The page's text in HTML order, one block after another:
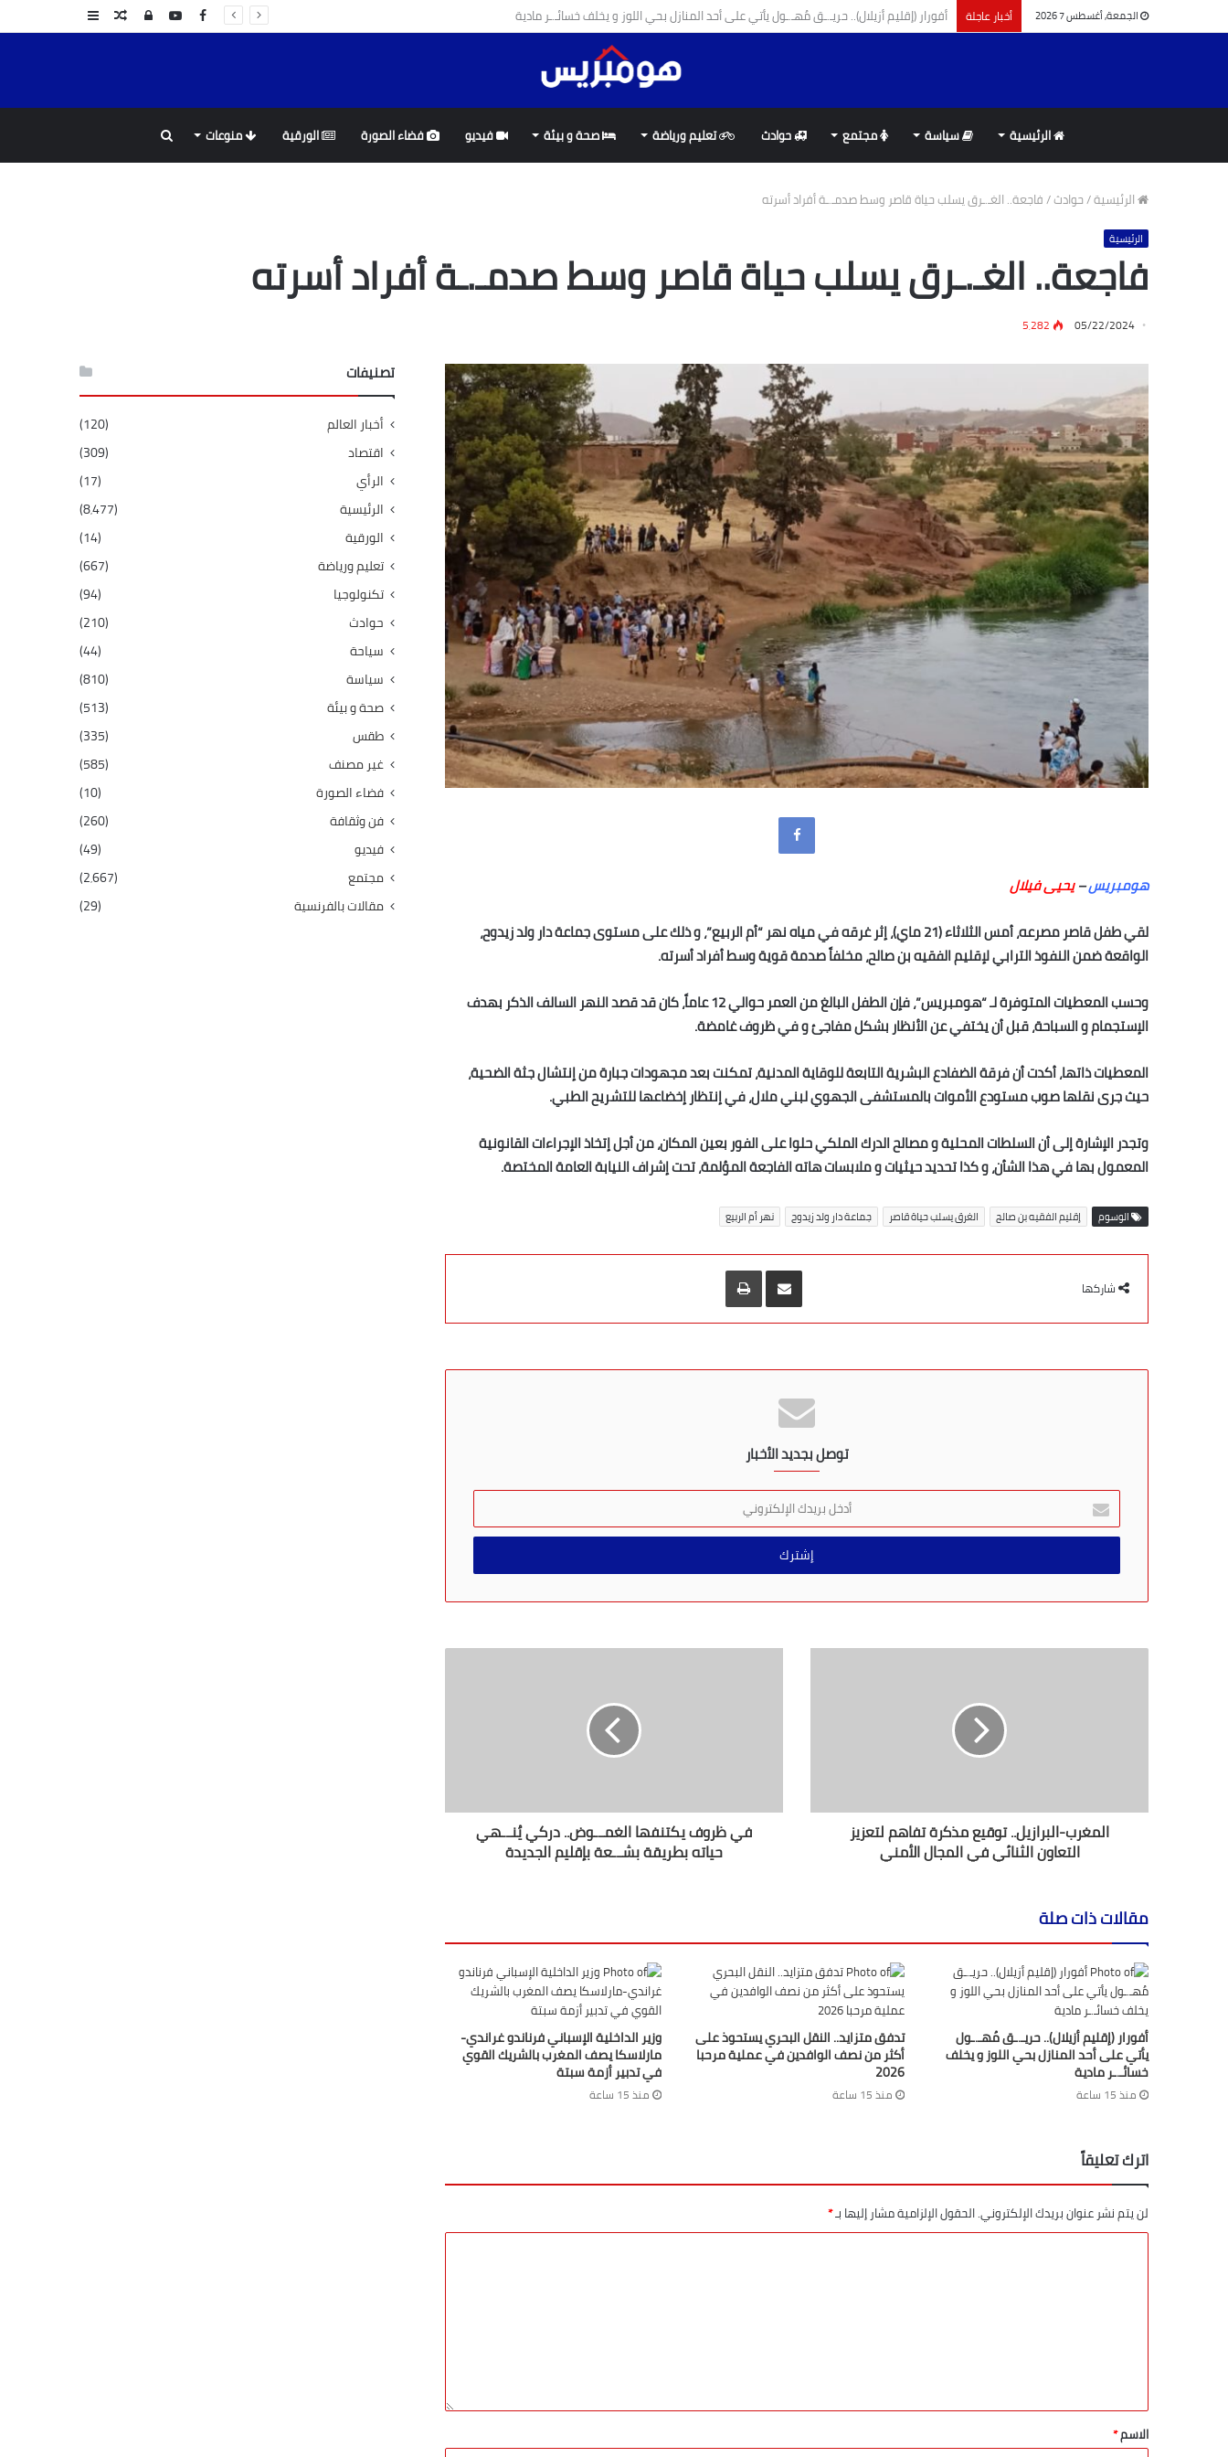
الجمعة, أغسطس 7 2026 أخبار عاجلة تدفق متزايد.. النقل البحري يستحوذ على أكثر من نصف الوافدين في عملية مرحبا 2026
مقال تسجيلYouTubeFacebook
الرئيسية سياسة مجتمع حوادث تعليم ورياضة صحة و بيئة فيديو فضاء الصورة الورقية منوعات
الرئيسية/حوادث/فاجعة.. الغـ.ـرق يسلب حياة قاصر وسط صدمـ.ـة أفراد أسرته
الرئيسية
فاجعة.. الغـ.ـرق يسلب حياة قاصر وسط صدمـ.ـة أفراد أسرته
05/22/2024 5٬282
هومبريس–يحيى فيلال
لقي طفل قاصر مصرعه، أمس الثلاثاء (21 ماي)، إثر غرقه في مياه نهر “أم الربيع”، و ذلك على مستوى جماعة دار ولد زيدوح،
الواقعة ضمن النفوذ الترابي لإقليم الفقيه بن صالح، مخلفاً صدمة قوية وسط أفراد أسرته.
وحسب المعطيات المتوفرة لـ “هومبريس”، فإن الطفل البالغ من العمر حوالي 12 عاماً، كان قد قصد النهر السالف الذكر بهدف
الإستجمام و السباحة، قبل أن يختفي عن الأنظار بشكل مفاجئ و في ظروف غامضة.
المعطيات ذاتها، أكدت أن فرقة الضفادع البشرية التابعة للوقاية المدنية، تمكنت بعد مجهودات جبارة من إنتشال جثة الضحية،
حيث جرى نقلها صوب مستودع الأموات بالمستشفى الجهوي لبني ملال، في إنتظار إخضاعها للتشريح الطبي.
وتجدر الإشارة إلى أن السلطات المحلية و مصالح الدرك الملكي حلوا على الفور بعين المكان، من أجل إتخاذ الإجراءات القانونية
المعمول بها في هذا الشأن، و كذا تحديد حيثيات و ملابسات هاته الفاجعة المؤلمة، تحت إشراف النيابة العامة المختصة.
الوسوم إقليم الفقيه بن صالح الغرق يسلب حياة قاصر جماعة دار ولد زيدوح نهر أم الربيع
شاركها
مشاركة عبر البريد
توصل بجديد الأخبار
أ
خ
ب
ك
المغرب-البرازيل.. توقيع مذكرة تفاهم لتعزيز
التعاون الثنائي في المجال الأمني
في ظروف يكتنفها الغمـ.ـوض.. دركي يُنـ.ـهي
حياته بطريقة بشـ.ـعة بإقليم الجديدة
مقالات ذات صلة
أفورار (إقليم أزيلال).. حريـ.ـق مُهـ.ـول
يأتي على أحد المنازل بحي اللوز و يخلف
خسائـ.ـر مادية
منذ 15 ساعة
تدفق متزايد.. النقل البحري يستحوذ على
أكثر من نصف الوافدين في عملية مرحبا
2026
منذ 15 ساعة
وزير الداخلية الإسباني فرناندو غراندي-
مارلاسكا يصف المغرب بالشريك القوي
في تدبير أزمة سبتة
منذ 15 ساعة
اترك تعليقاً
لن يتم نشر عنوان بريدك الإلكتروني.الحقول الإلزامية مشار إليها بـ*
الاسم*
تصنيفات
أخبار العالم
(120)
اقتصاد
(309)
الرأي
(17)
الرئيسية
(8٬477)
الورقية
(14)
تعليم ورياضة
(667)
تكنولوجيا
(94)
حوادث
(210)
سياحة
(44)
سياسة
(810)
صحة و بيئة
(513)
طقس
(335)
غير مصنف
(585)
فضاء الصورة
(10)
فن وثقافة
(260)
فيديو
(49)
مجتمع
(2٬667)
مقالات بالفرنسية
(29)